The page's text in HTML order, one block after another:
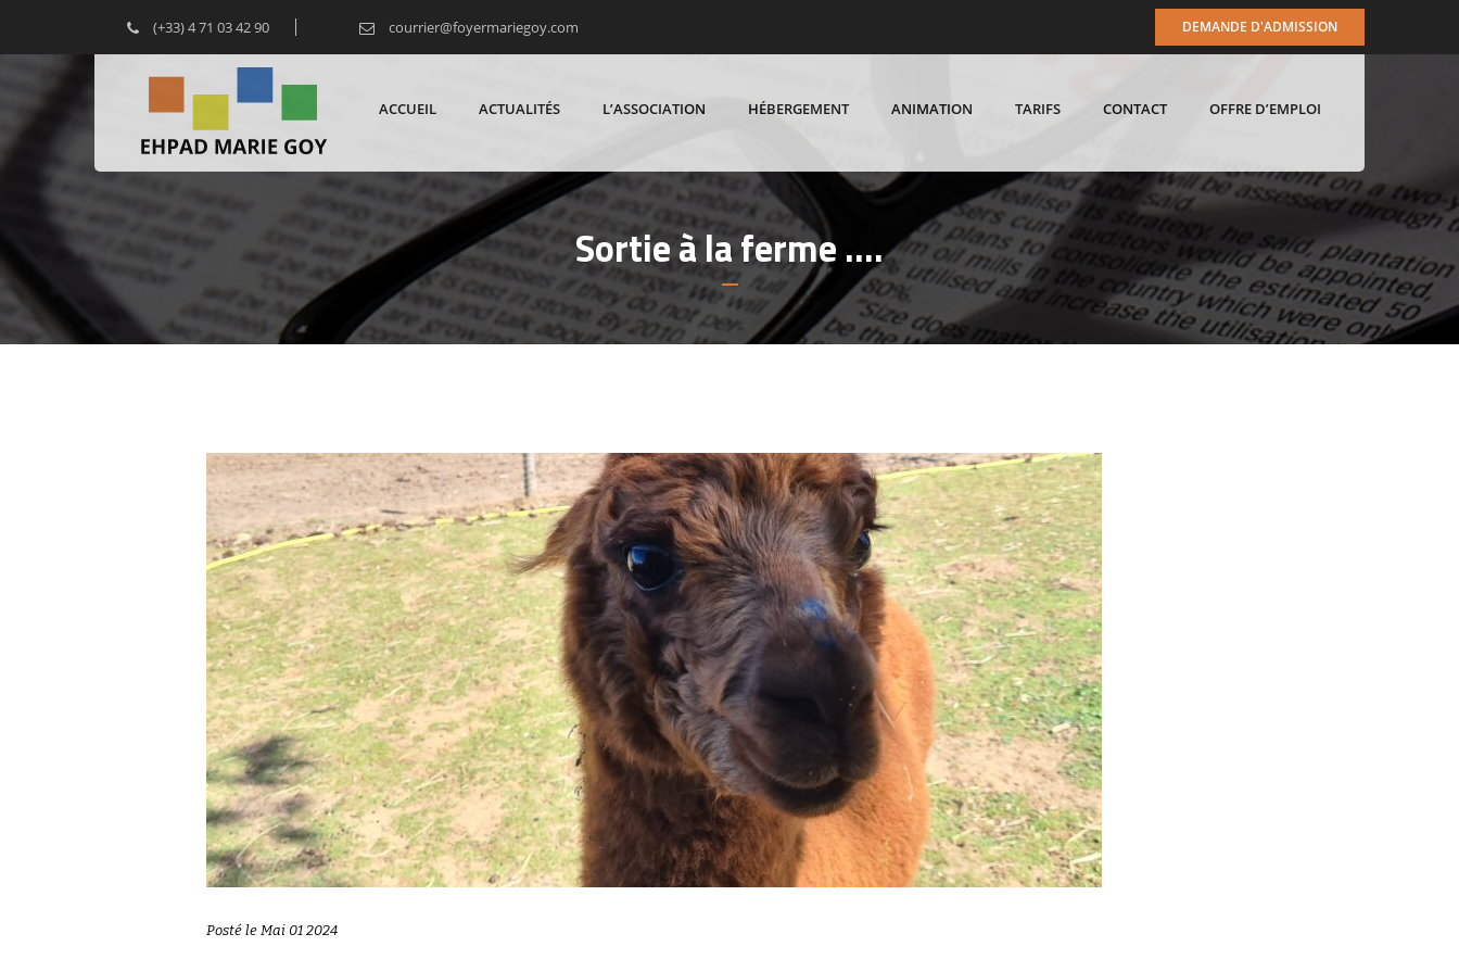
(+33) 4 71 03 42 90 courrier@foyermariegoy.com DEMANDE D'ADMISSION
ACCUEIL ACTUALITÉS L’ASSOCIATION HÉBERGEMENT ANIMATION TARIFS CONTACT OFFRE D’EMPLOI
Sortie à la ferme ….
Posté le Mai 01 2024